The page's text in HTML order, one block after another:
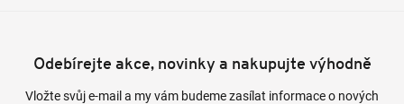
Odebírejte akce, novinky a nakupujte výhodně
Vložte svůj e-mail a my vám budeme zasílat informace o nových